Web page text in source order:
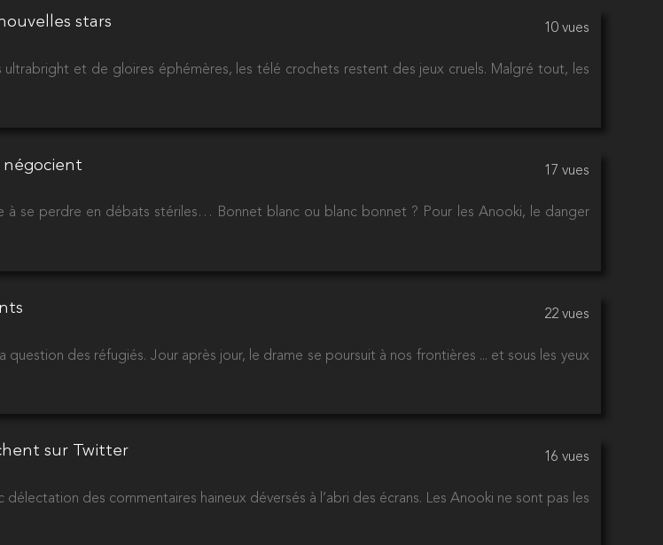
stars
et de gloires éphémères, les télé crochets restent des jeux cruels. Malgré tout, les
10 vues
négocient
à se perdre en débats stériles… Bonnet blanc ou blanc bonnet ? Pour les Anooki, le danger
17 vues
des réfugiés. Jour après jour, le drame se poursuit à nos frontières ... et sous les yeux
22 vues
sur Twitter
délectation des commentaires haineux déversés à l’abri des écrans. Les Anooki ne sont pas les
16 vues